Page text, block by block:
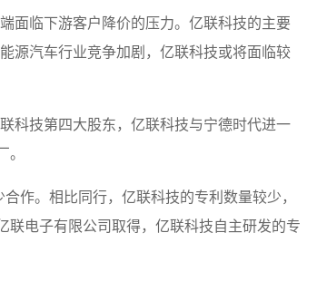
面临下游客户降价的压力。亿联科技的主要
源汽车行业竞争加剧，亿联科技或将面临较
科技第四大股东，亿联科技与宁德时代进一
。
作。相比同行，亿联科技的专利数量较少，
联电子有限公司取得，亿联科技自主研发的专